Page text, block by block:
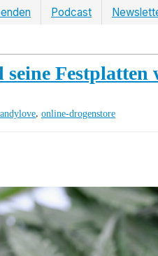
Podcast
seine
, online-drogenstore